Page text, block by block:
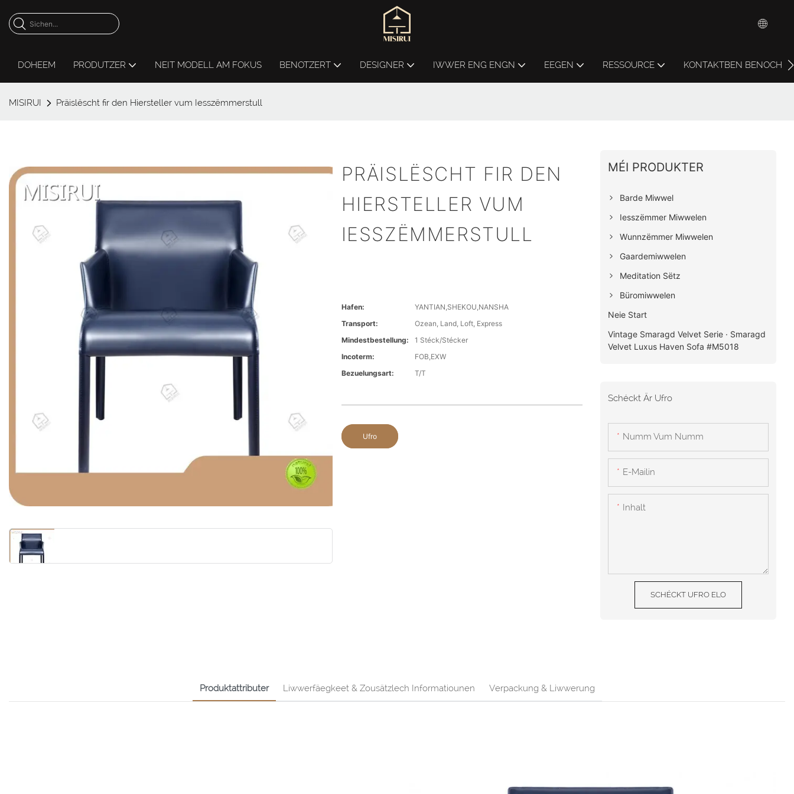
DOHEEM PRODUTZER NEIT MODELL AM FOKUS BENOTZERT DESIGNER IWWER ENG ENGN EEGEN RESSOURCE KONTAKTBEN BENOCH
MISIRUI Präislëscht fir den Hiersteller vum Iesszëmmerstull
PRÄISLËSCHT FIR DEN
HIERSTELLER VUM
IESSZËMMERSTULL
Hafen:
YANTIAN,SHEKOU,NANSHA
Transport:
Ozean, Land, Loft, Express
Mindestbestellung:
1 Stéck/Stécker
Incoterm:
FOB,EXW
Bezuelungsart:
T/T
Ufro
MÉI PRODUKTER
Barde Miwwel
Iesszëmmer Miwwelen
Wunnzëmmer Miwwelen
Gaardemiwwelen
Meditation Sëtz
Büromiwwelen
Neie Start
Vintage Smaragd Velvet Serie · Smaragd
Velvet Luxus Haven Sofa #M5018
Schéckt Är Ufro
Numm Vum Numm
E-Mailin
Inhalt
SCHÉCKT UFRO ELO
Produktattributer Liwwerfäegkeet & Zousätzlech Informatiounen Verpackung & Liwwerung